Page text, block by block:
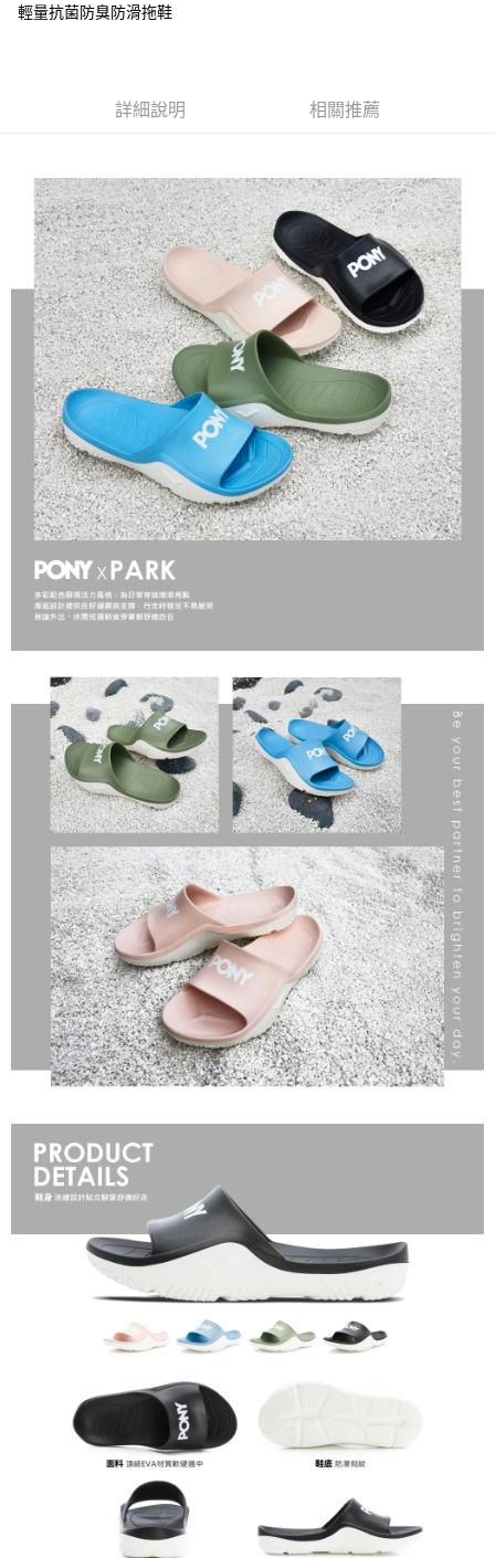
匯豐（台灣）商業銀行
台新國際商業銀行
中國信託商業銀行
Google Pay
AFTEE先享後付
AFTEE先享後付是「在收到商品之後才付款」的支付方式。 讓您購物簡單
便利好安心！
１．簡單：不需註冊會員、不需綁卡、不需儲值。
２．便利：只要手機號碼，簡訊認證，即可結帳。
３．安心：先確認商品／服務後，再付款。
【「AFTEE先享後付」結帳流程】
１．於結帳方式選擇「AFTEE先享後付」後，將跳轉至「AFTEE先享後付」
結帳頁面，進行簡訊認證並確認金額後，即可完成結帳。
２．訂單成立數日內，您將收到繳費通知簡訊。
３．收到繳費通知簡訊後14天內，點擊此簡訊中的連結，可透過四大超商／
ATM／網路銀行／等多元方式進行付款，方視為交易完成。
※ 請注意：結帳手續完成當下不需立刻繳費，但若您需要取消訂單，請聯絡
購買商品的店家。未經商家同意取消之訂單仍視為有效，需透過AFTEE先享
後付繳納相關費用。
※ 交易是否成功請以「AFTEE先享後付 」之結帳頁面顯示為準，若有關於
是否繳費成功／繳費後需取消欲退款等相關疑問，請聯繫「AFTEE先享後付
客戶支援中心」https://netprotections.freshdesk.com/support/home
１．透過由恩沛科技股份有限公司提供之「AFTEE先享後付」服務完成之交
易，需依本服務之必要範圍內提供個人資料，並將交易相關給付款項請求債
權轉讓予恩沛科技股份有限公司。
https://aftee.tw/terms/#terms3
３．未成年的使用者請事先徵得法定代理人或監護人之同意方可使用
「AFTEE先享後付」，若未經同意申辦者引起之損失，本公司不負相關責
任。
４．使用「AFTEE先享後付」時，將依據個別帳號之用戶狀況，依本公司即
時審查核予不同之上限額度；若仍有額度不足之情形，本公司將視審查結果
請求用戶進行身份認證。
５．嚴禁一人註冊多個帳號或使用他人資訊註冊。若發現惡意使用之情形，
恩沛科技股份有限公司將有權停止該用戶之使用額度並採取法律行動。
運送方式
宅配
每筆NT$120，滿NT$1,500(含以上)免運費
輕量抗菌防臭防滑拖鞋
詳細說明 相關推薦